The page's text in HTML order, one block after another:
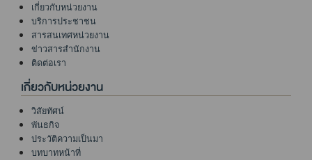
เกี่ยวกับหน่วยงาน
บริการประชาชน
สารสนเทศหน่วยงาน
ข่าวสารสำนักงาน
ติดต่อเรา
เกี่ยวกับหน่วยงาน
วิสัยทัศน์
พันธกิจ
ประวัติความเป็นมา
บทบาทหน้าที่